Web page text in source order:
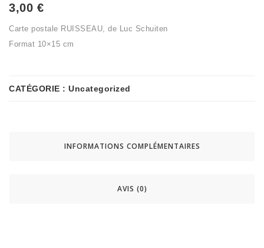
3,00 €
Carte postale RUISSEAU, de Luc Schuiten
Format 10×15 cm
CATÉGORIE : Uncategorized
INFORMATIONS COMPLÉMENTAIRES
AVIS (0)